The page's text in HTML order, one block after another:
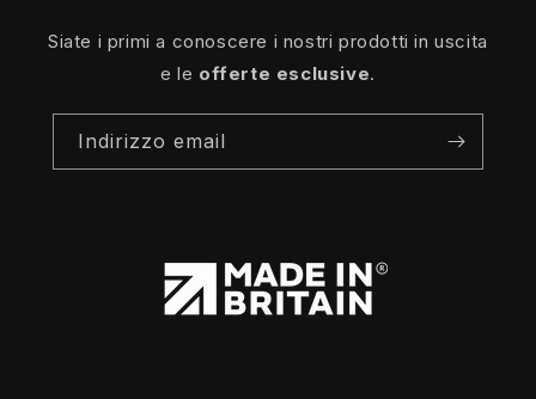
Siate i primi a conoscere i nostri prodotti in uscita
e le offerte esclusive.
Indirizzo email